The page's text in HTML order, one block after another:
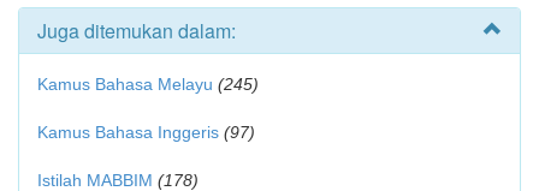
Juga ditemukan dalam:
Kamus Bahasa Melayu (245)
Kamus Bahasa Inggeris (97)
Istilah MABBIM (178)